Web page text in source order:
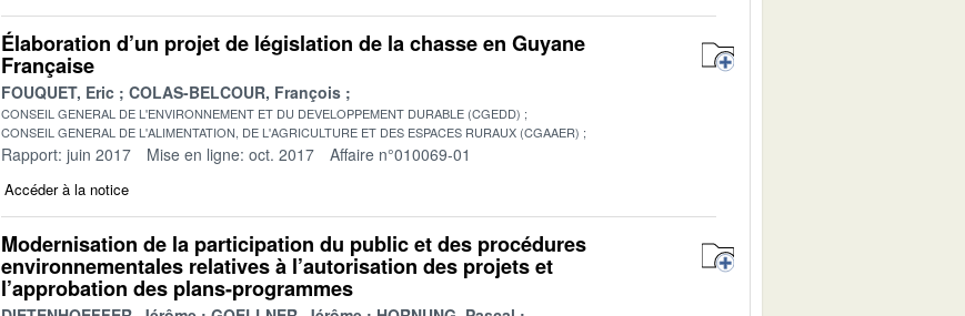
Élaboration d’un projet de législation de la chasse en Guyane
Française
FOUQUET, Eric COLAS-BELCOUR, François
CONSEIL GENERAL DE L'ENVIRONNEMENT ET DU DEVELOPPEMENT DURABLE (CGEDD)
CONSEIL GENERAL DE L'ALIMENTATION, DE L'AGRICULTURE ET DES ESPACES RURAUX (CGAAER)
Rapport: juin 2017 Mise en ligne: oct. 2017 Affaire n°010069-01
Accéder à la notice
Modernisation de la participation du public et des procédures
environnementales relatives à l’autorisation des projets et
l’approbation des plans-programmes